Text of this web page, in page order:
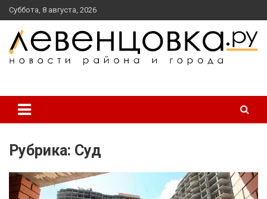
перейти
к
содержанию
Суббота, 8 августа, 2026
Рубрика: Суд